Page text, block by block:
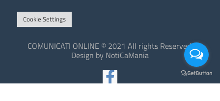
Cookie Settings
COMUNICATI ONLINE © 2021 All rights Reserved.
Design by NotiCaMania